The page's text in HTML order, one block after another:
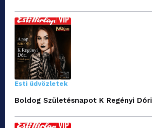
Esti üdvözletek
Boldog Születésnapot K Regényi Dóri